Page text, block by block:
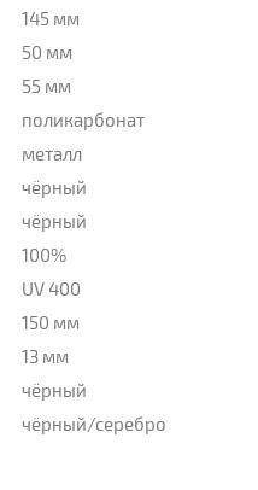
145 мм
50 мм
55 мм
поликарбонат
металл
чёрный
чёрный
100%
UV 400
150 мм
13 мм
чёрный
чёрный/серебро